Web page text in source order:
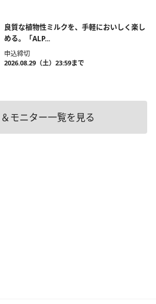
良質な植物性ミルクを、手軽においしく楽し
める。「ALP...
申込締切
2026.08.29（土）23:59まで
モニター一覧を見る